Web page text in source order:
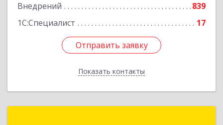
Внедрений
839
1С:Специалист
17
Отправить заявку
Показать контакты
Отправить заявку
Назад